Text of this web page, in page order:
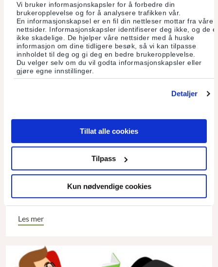
Vi bruker informasjonskapsler for å forbedre din
brukeropplevelse og for å analysere trafikken vår.
En informasjonskapsel er en fil din nettleser mottar fra våre
nettsider. Informasjonskapsler identifiserer deg ikke, og de
ikke skadelige. De hjelper våre nettsider med å huske
informasjon om dine tidligere besøk, så vi kan tilpasse
innholdet til deg og gi deg en bedre brukeropplevelse.
Du velger selv om du vil godta informasjonskapsler eller
gjøre egne innstillinger.
Detaljer
Tillat alle cookies
Tilpass
Kun nødvendige cookies
Annette Dyvi er yogalærer. For henne har Covid-19 skapt
både begrensninger og muligheter.
Les mer